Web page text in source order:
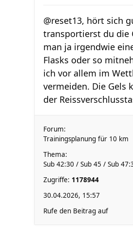
@reset13, hört sich
transportierst du die
man ja irgendwie
Flasks oder so
ich vor allem im
vermeiden. Die Gels
der
Forum:
Trainingsplanung für 10 km
Thema:
Sub 42:30 / Sub 45 / Sub
Zugriffe: 1178944
30.04.2026, 15:57
Rufe den Beitrag auf